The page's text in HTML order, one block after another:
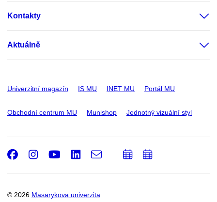
Kontakty
Aktuálně
Univerzitní magazín IS MU INET MU Portál MU
Obchodní centrum MU Munishop Jednotný vizuální styl
© 2026 Masarykova univerzita
Facebook
Instagram
Youtube
LinkedIn
e-
PřidatPřidat